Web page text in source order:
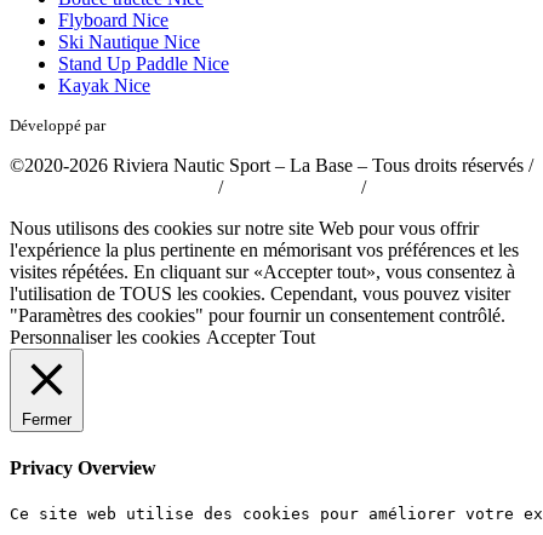
Flyboard Nice
Ski Nautique Nice
Stand Up Paddle Nice
Kayak Nice
Développé par
©2020-2026 Riviera Nautic Sport – La Base – Tous droits réservés /
/ /
Nous utilisons des cookies sur notre site Web pour vous offrir
l'expérience la plus pertinente en mémorisant vos préférences et les
visites répétées. En cliquant sur «Accepter tout», vous consentez à
l'utilisation de TOUS les cookies. Cependant, vous pouvez visiter
"Paramètres des cookies" pour fournir un consentement contrôlé.
Personnaliser les cookies Accepter Tout
Fermer
Privacy Overview
Ce site web utilise des cookies pour améliorer votre